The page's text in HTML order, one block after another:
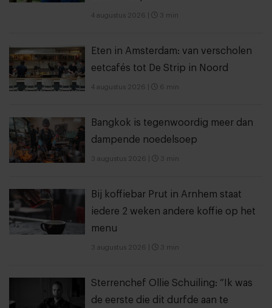
4 augustus 2026 3 min
Eten in Amsterdam: van verscholen
eetcafés tot De Strip in Noord
4 augustus 2026 6 min
Bangkok is tegenwoordig meer dan
dampende noedelsoep
3 augustus 2026 3 min
Bij koffiebar Prut in Arnhem staat
iedere 2 weken andere koffie op het
menu
3 augustus 2026 3 min
Sterrenchef Ollie Schuiling: “Ik was
de eerste die dit durfde aan te